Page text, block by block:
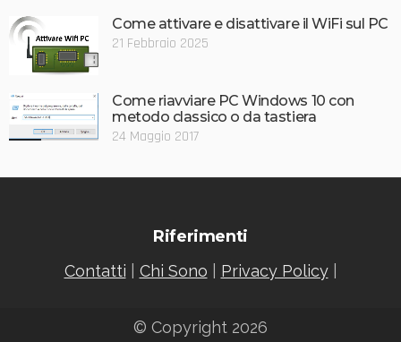
Come attivare e disattivare il WiFi sul PC
21 Febbraio 2025
Come riavviare PC Windows 10 con
metodo classico o da tastiera
24 Maggio 2017
Riferimenti
Contatti Chi Sono Privacy Policy|
© Copyright 2026